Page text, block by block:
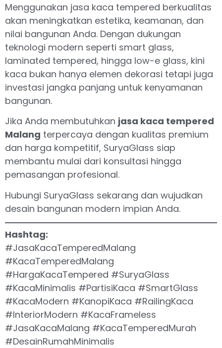
Menggunakan jasa kaca tempered berkualitas
akan meningkatkan estetika, keamanan, dan
nilai bangunan Anda. Dengan dukungan
teknologi modern seperti smart glass,
laminated tempered, hingga low-e glass, kini
kaca bukan hanya elemen dekorasi tetapi juga
investasi jangka panjang untuk kenyamanan
bangunan.
Jika Anda membutuhkan jasa kaca tempered
Malang terpercaya dengan kualitas premium
dan harga kompetitif, SuryaGlass siap
membantu mulai dari konsultasi hingga
pemasangan profesional.
Hubungi SuryaGlass sekarang dan wujudkan
desain bangunan modern impian Anda.
Hashtag:
#JasaKacaTemperedMalang
#KacaTemperedMalang
#HargaKacaTempered #SuryaGlass
#KacaMinimalis #PartisiKaca #SmartGlass
#KacaModern #KanopiKaca #RailingKaca
#InteriorModern #KacaFrameless
#JasaKacaMalang #KacaTemperedMurah
#DesainRumahMinimalis